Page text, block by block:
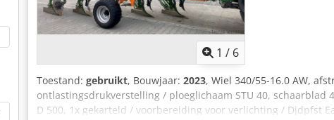
1 / 6
Toestand: gebruikt, Bouwjaar: 2023, Wiel 340/55-16.0 AW,
ontlastingsdrukverstelling / ploeglichaam STU 40, schaarblad
D 500, 1x gekarteld / voorbereiding voor verlichting / Djdpfst